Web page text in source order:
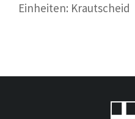
Einheiten: Krautscheid